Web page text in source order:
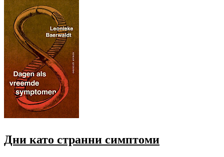
Дни като странни симптоми